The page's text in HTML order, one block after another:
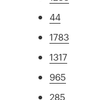
44
1783
1317
965
285